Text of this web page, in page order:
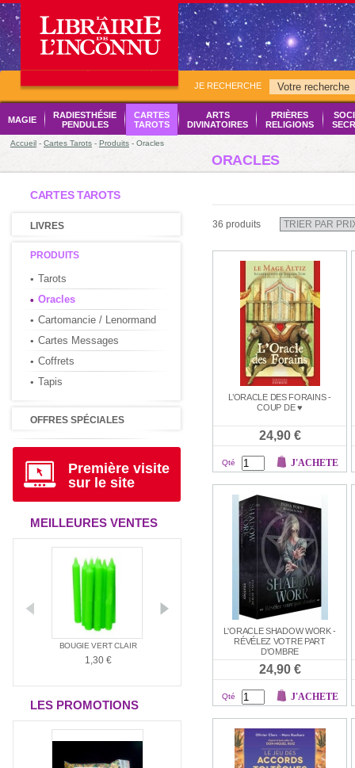
JE RECHERCHE
MAGIE
RADIESTHÉSIE
PENDULES
CARTES
TAROTS
ARTS
DIVINATOIRES
PRIÈRES
RELIGIONS
Accueil - Cartes Tarots - Produits - Oracles
ORACLES
CARTES TAROTS
LIVRES
PRODUITS
Tarots
Oracles
Cartomancie / Lenormand
Cartes Messages
Coffrets
Tapis
OFFRES SPÉCIALES
Première visite
sur le site
MEILLEURES VENTES
BOUGIE VERT CLAIR
1,30 €
BOUGIE ROUGE
1,30 €
BOUGIE
1,30 €
LES PROMOTIONS
36 produits
L’ORACLE DES FORAINS -
COUP DE ♥
24,90 €
Qté J'ACHETE
L'ORACLE SHADOW WORK -
RÉVÉLEZ VOTRE PART
D'OMBRE
24,90 €
Qté J'ACHETE